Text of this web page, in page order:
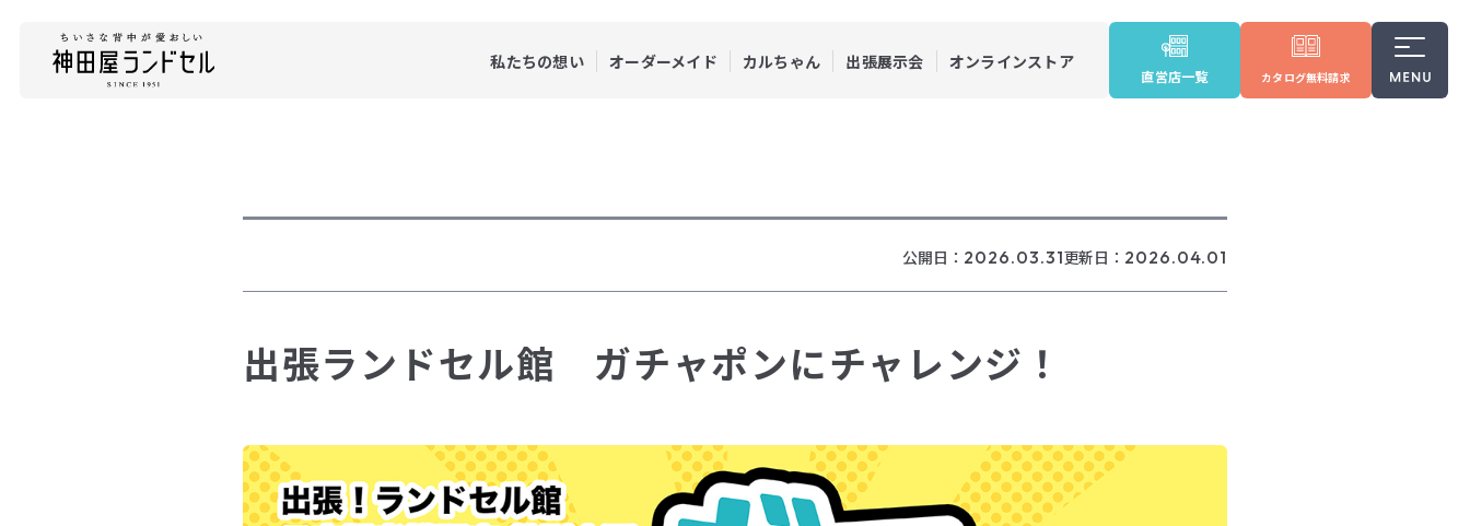
私たちの想い オーダーメイド カルちゃん 出張展示会 オンラインストア
直営店一覧 カタログ無料請求
公開日： 2026.03.31更新日： 2026.04.01
出張ランドセル館 ガチャポンにチャレンジ！